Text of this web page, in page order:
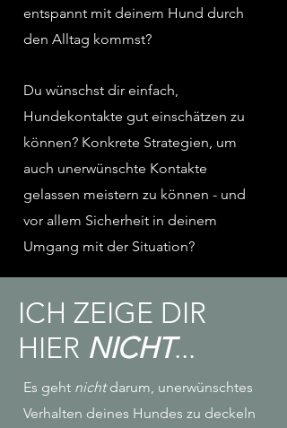
entspannt mit deinem Hund durch
den Alltag kommst?
Du wünschst dir einfach,
Hundekontakte gut einschätzen zu
können? Konkrete Strategien, um
auch unerwünschte Kontakte
gelassen meistern zu können - und
vor allem Sicherheit in deinem
Umgang mit der Situation?
ICH ZEIGE DIR
HIER NICHT...
Es geht nichtdarum, unerwünschtes
Verhalten deines Hundes zu deckeln